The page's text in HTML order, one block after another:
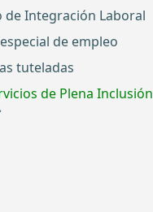
de Integración Laboral
de empleo
tuteladas
de Plena Inclusión